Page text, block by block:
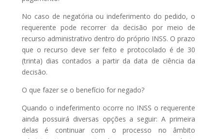
No caso de negatória ou indeferimento do pedido, o
requerente pode recorrer da decisão por meio de
recurso administrativo dentro do próprio INSS. O prazo
que o recurso deve ser feito e protocolado é de 30
(trinta) dias contados a partir da data de ciência da
decisão.
O que fazer se o benefício for negado?
Quando o indeferimento ocorre no INSS o requerente
ainda possuirá diversas opções a seguir: A primeira
delas é continuar com o processo no âmbito